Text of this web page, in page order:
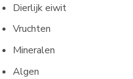
Dierlijk eiwit
Vruchten
Mineralen
Algen